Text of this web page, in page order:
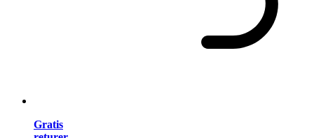
Gratis